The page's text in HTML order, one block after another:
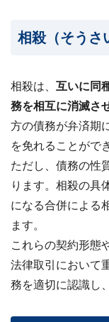
相殺（そうさ
相殺は、 互いに同
務を相互に消滅さ
方の債務が弁済期
を免れることがで
ただし、債務の性
ります。相殺の具
になる合併による
ます。
これらの契約形態
法律取引において
務を適切に認識し